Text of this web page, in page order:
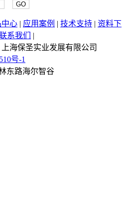
GO
中心 | 应用案例 | 技术支持 | 资料下
系我们
|
海保圣实业发展有限公司
号-1
东路海尔智谷